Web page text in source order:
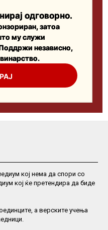
кој нема да спори со
кој ќе претендира да биде
а верските учења